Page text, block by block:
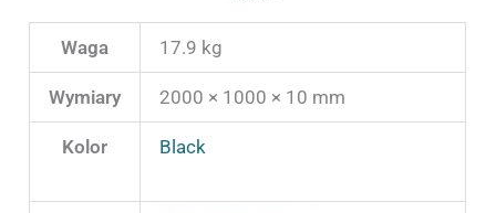
Waga 17.9 kg
Wymiary 2000 × 1000 × 10 mm
Kolor Black